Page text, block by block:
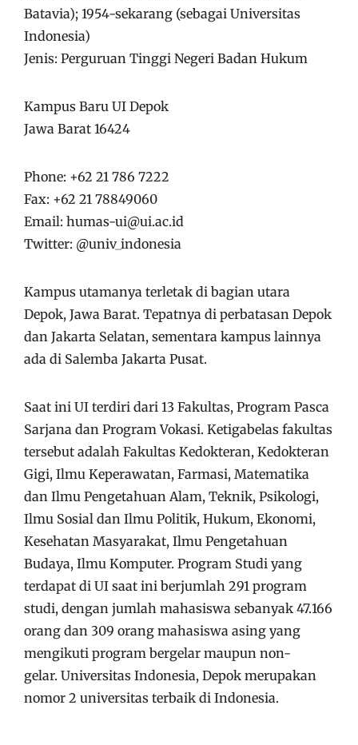
Batavia); 1954-sekarang (sebagai Universitas
Indonesia)
Jenis: Perguruan Tinggi Negeri Badan Hukum
Kampus Baru UI Depok
Jawa Barat 16424
Phone: +62 21 786 7222
Fax: +62 21 78849060
Email: humas-ui@ui.ac.id
Twitter: @univ_indonesia
Kampus utamanya terletak di bagian utara
Depok, Jawa Barat. Tepatnya di perbatasan Depok
dan Jakarta Selatan, sementara kampus lainnya
ada di Salemba Jakarta Pusat.
Saat ini UI terdiri dari 13 Fakultas, Program Pasca
Sarjana dan Program Vokasi. Ketigabelas fakultas
tersebut adalah Fakultas Kedokteran, Kedokteran
Gigi, Ilmu Keperawatan, Farmasi, Matematika
dan Ilmu Pengetahuan Alam, Teknik, Psikologi,
Ilmu Sosial dan Ilmu Politik, Hukum, Ekonomi,
Kesehatan Masyarakat, Ilmu Pengetahuan
Budaya, Ilmu Komputer. Program Studi yang
terdapat di UI saat ini berjumlah 291 program
studi, dengan jumlah mahasiswa sebanyak 47.166
orang dan 309 orang mahasiswa asing yang
mengikuti program bergelar maupun non-
gelar. Universitas Indonesia, Depok merupakan
nomor 2 universitas terbaik di Indonesia.